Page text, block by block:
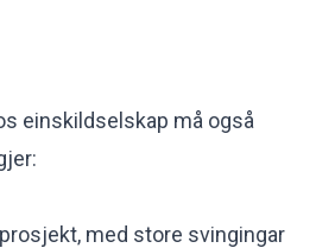
einskildselskap må også
med store svingingar